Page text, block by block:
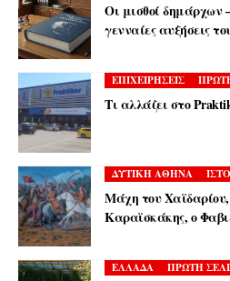
Οι μισθοί δημάρχων
γενναίες αυξήσεις
ΕΠΙΧΕΙΡΗΣΕΙΣ
Τι αλλάζει στο
ΔΥΤΙΚΗ ΑΘΗΝΑ
Μάχη του Χαϊδαρίου,
Καραϊσκάκης, ο
ΕΛΛΑΔΑ ΠΡΩΤΗ